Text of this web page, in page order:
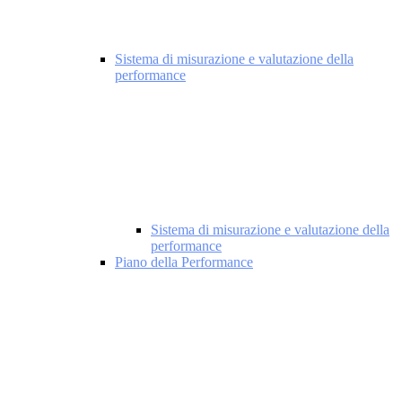
Sistema di misurazione e valutazione della
performance
Sistema di misurazione e valutazione della
performance
Piano della Performance